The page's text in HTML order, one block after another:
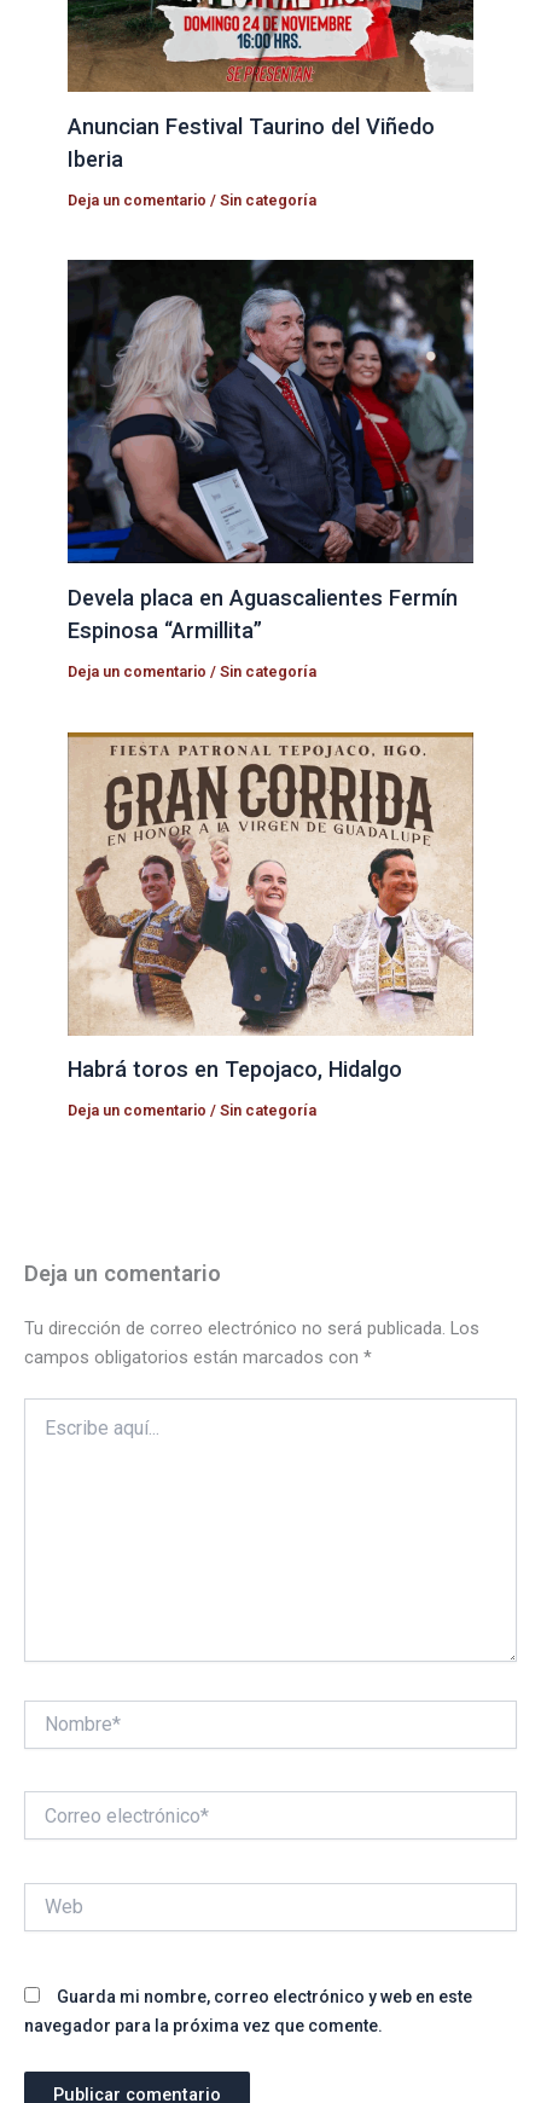
Anuncian Festival Taurino del Viñedo
Iberia
Deja un comentario /Sin categoría
Devela placa en Aguascalientes Fermín
Espinosa “Armillita”
Deja un comentario /Sin categoría
Habrá toros en Tepojaco, Hidalgo
Deja un comentario /Sin categoría
Deja un comentario
Tu dirección de correo electrónico no será publicada. Los
campos obligatorios están marcados con *
aquí...
electrónico*
Guarda mi nombre, correo electrónico y web en este
navegador para la próxima vez que comente.